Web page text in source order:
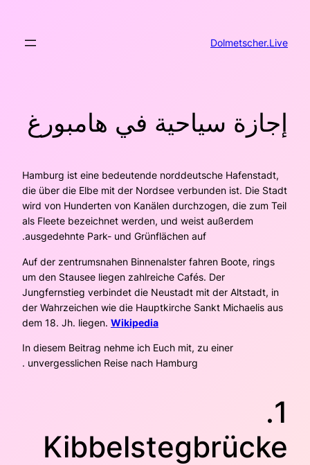
المحتوى
Dolmetscher.Live
إجازة سياحية في هامبورغ
Hamburg ist eine bedeutende norddeutsche Hafenstadt,
die über die Elbe mit der Nordsee verbunden ist. Die Stadt
wird von Hunderten von Kanälen durchzogen, die zum Teil
als Fleete bezeichnet werden, und weist außerdem
ausgedehnte Park- und Grünflächen auf.
Auf der zentrumsnahen Binnenalster fahren Boote, rings
um den Stausee liegen zahlreiche Cafés. Der
Jungfernstieg verbindet die Neustadt mit der Altstadt, in
der Wahrzeichen wie die Hauptkirche Sankt Michaelis aus
dem 18. Jh. liegen. Wikipedia
In diesem Beitrag nehme ich Euch mit, zu einer
unvergesslichen Reise nach Hamburg .
1.
Kibbelstegbrücke